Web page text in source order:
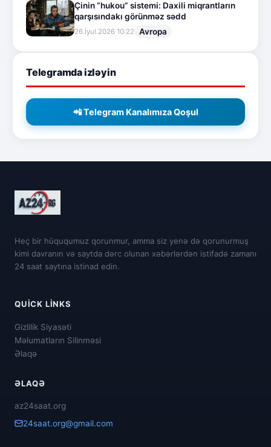
Çinin “hukou” sistemi: Daxili miqrantların
qarşısındakı görünməz sədd
26.İyul.2026 10:22 Avropa
Telegramda izləyin
📲 Telegram Kanalımıza Qoşul
Heç bir hüququmuz qorunmur, amma siz yenə də qorunurmuş
kimi davranın və saytda dərc olunan xəbərlərdən istifadə zamanı
24 saat saytına istinad edin.
QUICK LINKS
Gizlilik Siyasəti
Məlumatların Silinməsi
Əlaqə
ƏLAQƏ
az24saat.org
24saat.org@gmail.com